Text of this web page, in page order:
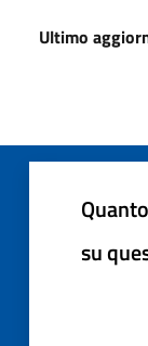
Ultimo
su